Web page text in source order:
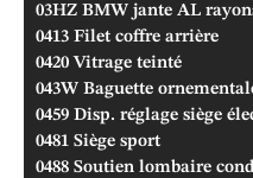
03HZ BMW jante AL
0413 Filet coffre arrière
0420 Vitrage teinté
043W Baguette
0459 Disp. réglage siège
0481 Siège sport
0488 Soutien lombaire